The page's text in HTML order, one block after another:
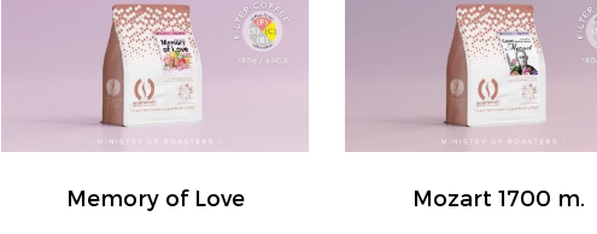
Memory of Love Mozart 1700 m.